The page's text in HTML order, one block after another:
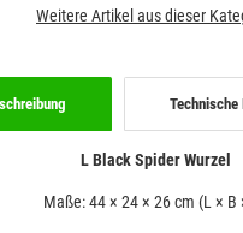
Weitere Artikel aus dieser
Technische
L Black Spider Wurzel
Maße: 44 × 24 × 26 cm (L × B